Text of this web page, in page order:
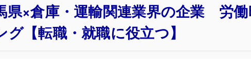
県×倉庫・運輸関連業界の企業 労
グ【転職・就職に役立つ】